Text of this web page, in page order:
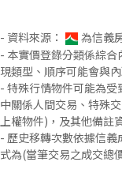
- 資料來源： 為信義
- 本實價登錄分類係綜
現類型、順序可能會與
- 特殊行情物件可能為
中關係人間交易、特殊
上權物件)，及其他備註
- 歷史移轉次數依據信
式為(當筆交易之成交總